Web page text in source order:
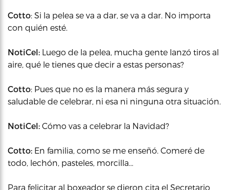
Cotto: Si la pelea se va a dar, se va a dar. No importa
con quién esté.
NotiCel: Luego de la pelea, mucha gente lanzó tiros al
aire, qué le tienes que decir a estas personas?
Cotto: Pues que no es la manera más segura y
saludable de celebrar, ni esa ni ninguna otra situación.
NotiCel: Cómo vas a celebrar la Navidad?
Cotto: En familia, como se me enseñó. Comeré de
todo, lechón, pasteles, morcilla…
Para felicitar al boxeador se dieron cita el Secretario